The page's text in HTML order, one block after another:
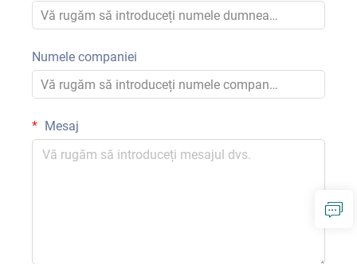
Numele companiei
Mesaj